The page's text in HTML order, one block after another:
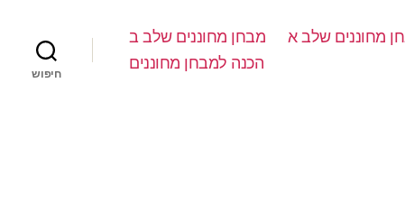
מחוננים שלב א
מבחן מחוננים שלב ב
הכנה למבחן מחוננים
חיפוש